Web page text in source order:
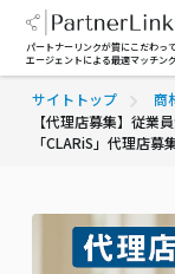
パートナーリンクが質にこだわっ
エージェントによる最適マッチン
サイトトップ
商
【代理店募集】従業
「CLARiS」代理店募